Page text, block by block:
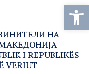
НА
I REPUBLIKËS
VERIUT